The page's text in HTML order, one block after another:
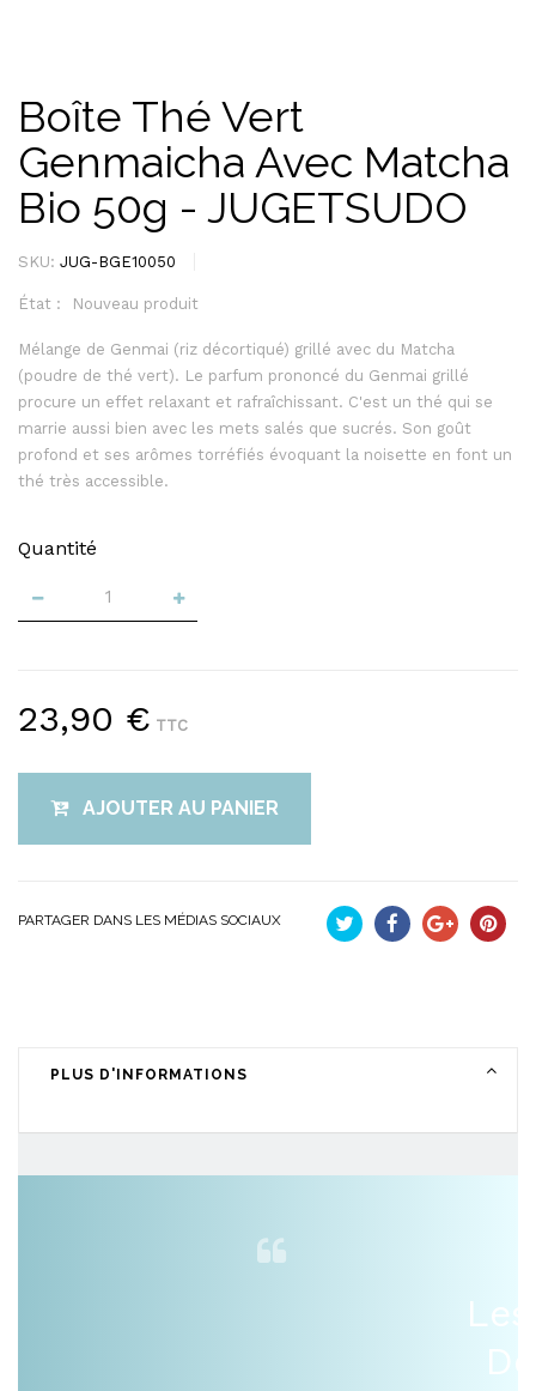
Boîte Thé Vert
Genmaicha Avec Matcha
Bio 50g - JUGETSUDO
SKU: JUG-BGE10050
État : Nouveau produit
Mélange de Genmai (riz décortiqué) grillé avec du Matcha
(poudre de thé vert). Le parfum prononcé du Genmai grillé
procure un effet relaxant et rafraîchissant. C'est un thé qui se
marrie aussi bien avec les mets salés que sucrés. Son goût
profond et ses arômes torréfiés évoquant la noisette en font un
thé très accessible.
Quantité
23,90 € TTC
AJOUTER AU PANIER
PARTAGER DANS LES MÉDIAS SOCIAUX
PLUS D'INFORMATIONS